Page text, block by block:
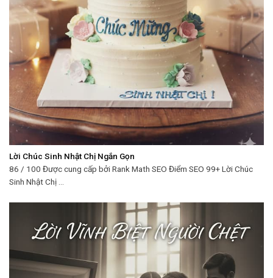
Lời Chúc Sinh Nhật Chị Ngắn Gọn
86 / 100 Được cung cấp bởi Rank Math SEO Điểm SEO 99+ Lời Chúc
Sinh Nhật Chị ...